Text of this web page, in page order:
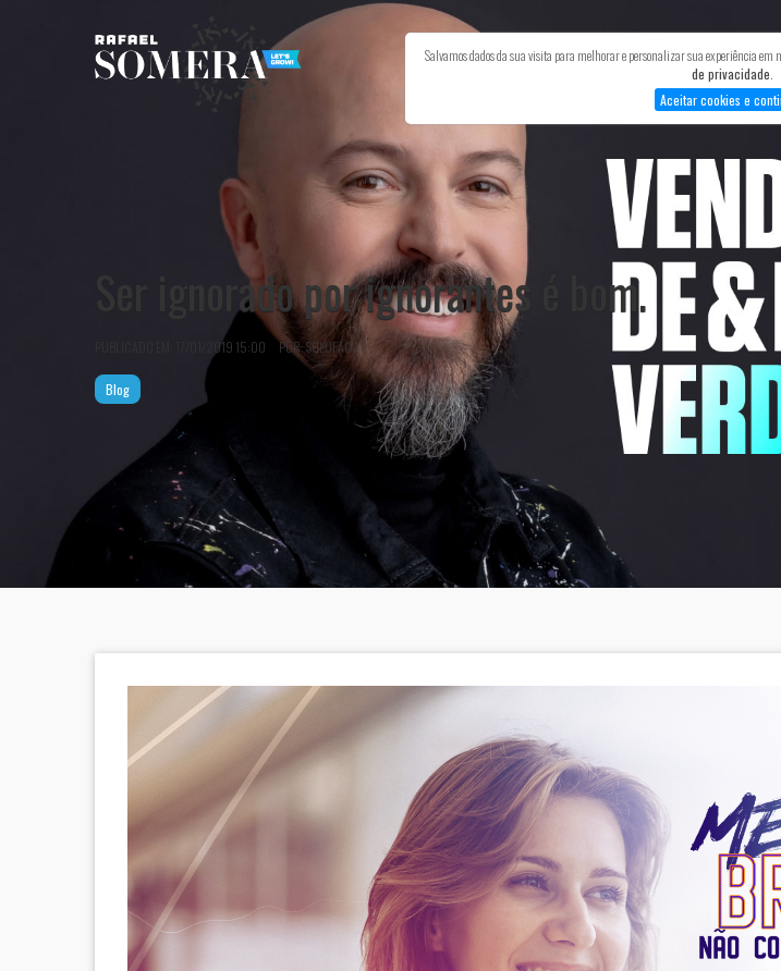
Salvamos dados da sua visita para melhorar e personalizar sua experiência em
de privacidade
Aceitar cookies e
INÍCIO MINHA HISTÓRIA
Ser ignorado por ignorantes é bom.
PUBLICADO EM: 17/01/2019 15:00 POR: SOLUFACE
Blog